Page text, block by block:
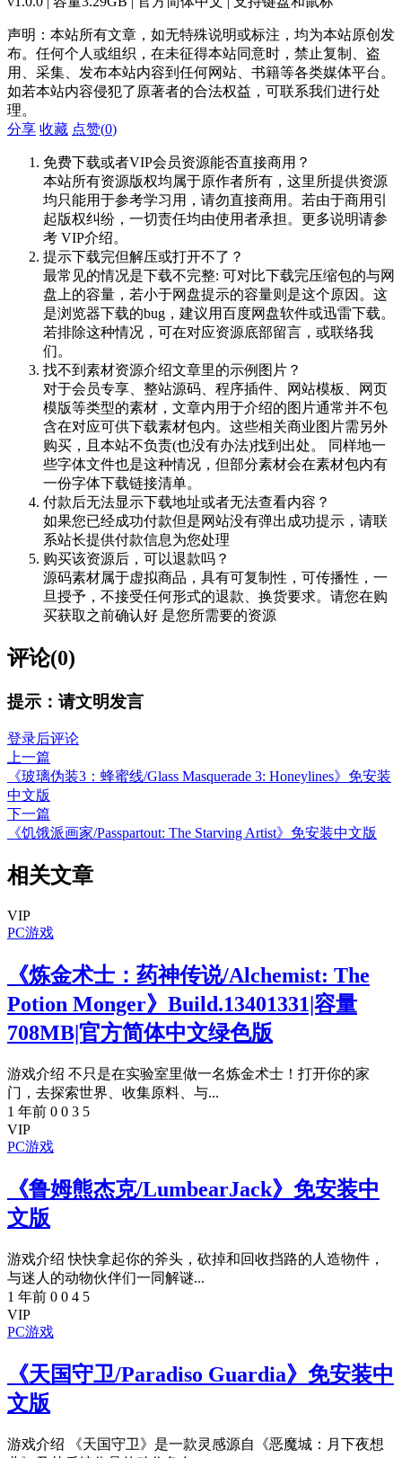
声明：本站所有文章，如无特殊说明或标注，均为本站原创发
布。任何个人或组织，在未征得本站同意时，禁止复制、盗
用、采集、发布本站内容到任何网站、书籍等各类媒体平台。
如若本站内容侵犯了原著者的合法权益，可联系我们进行处
理。
分享 收藏 点赞(0)
免费下载或者VIP会员资源能否直接商用？
本站所有资源版权均属于原作者所有，这里所提供资源
均只能用于参考学习用，请勿直接商用。若由于商用引
起版权纠纷，一切责任均由使用者承担。更多说明请参
考 VIP介绍。
提示下载完但解压或打开不了？
最常见的情况是下载不完整: 可对比下载完压缩包的与网
盘上的容量，若小于网盘提示的容量则是这个原因。这
是浏览器下载的bug，建议用百度网盘软件或迅雷下载。
若排除这种情况，可在对应资源底部留言，或联络我
们。
找不到素材资源介绍文章里的示例图片？
对于会员专享、整站源码、程序插件、网站模板、网页
模版等类型的素材，文章内用于介绍的图片通常并不包
含在对应可供下载素材包内。这些相关商业图片需另外
购买，且本站不负责(也没有办法)找到出处。 同样地一
些字体文件也是这种情况，但部分素材会在素材包内有
一份字体下载链接清单。
付款后无法显示下载地址或者无法查看内容？
如果您已经成功付款但是网站没有弹出成功提示，请联
系站长提供付款信息为您处理
购买该资源后，可以退款吗？
源码素材属于虚拟商品，具有可复制性，可传播性，一
旦授予，不接受任何形式的退款、换货要求。请您在购
买获取之前确认好 是您所需要的资源
评论(0)
提示：请文明发言
登录后评论
上一篇
《玻璃伪装3：蜂蜜线/Glass Masquerade 3: Honeylines》免安装
中文版
下一篇
《饥饿派画家/Passpartout: The Starving Artist》免安装中文版
相关文章
VIP
PC游戏
《炼金术士：药神传说/Alchemist: The
Potion Monger》Build.13401331|容量
708MB|官方简体中文绿色版
游戏介绍 不只是在实验室里做一名炼金术士！打开你的家
门，去探索世界、收集原料、与...
1 年前 0 0 3 5
VIP
PC游戏
《鲁姆熊杰克/LumbearJack》免安装中
文版
游戏介绍 快快拿起你的斧头，砍掉和回收挡路的人造物件，
与迷人的动物伙伴们一同解谜...
1 年前 0 0 4 5
VIP
PC游戏
《天国守卫/Paradiso Guardia》免安装中
文版
游戏介绍 《天国守卫》是一款灵感源自《恶魔城：月下夜想